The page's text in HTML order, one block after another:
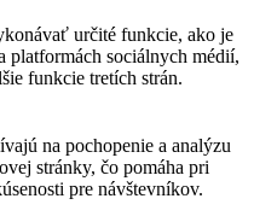
určité funkcie, ako je
platformách sociálnych médií,
funkcie tretích strán.
na pochopenie a analýzu
stránky, čo pomáha pri
pre návštevníkov.